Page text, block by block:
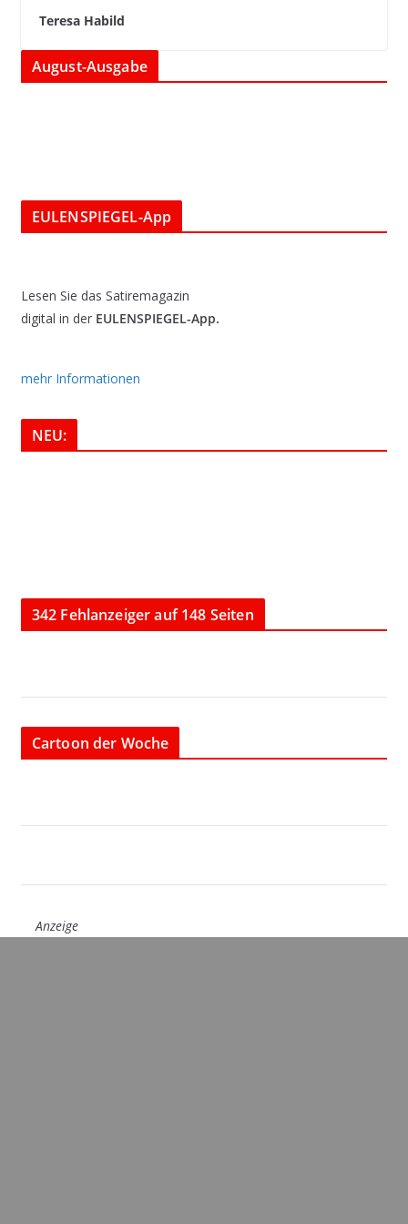
Teresa Habild
August-Ausgabe
EULENSPIEGEL-App
Lesen Sie das Satiremagazin
digital in der EULENSPIEGEL-App.
mehr Informationen
NEU:
342 Fehlanzeiger auf 148 Seiten
Cartoon der Woche
Anzeige